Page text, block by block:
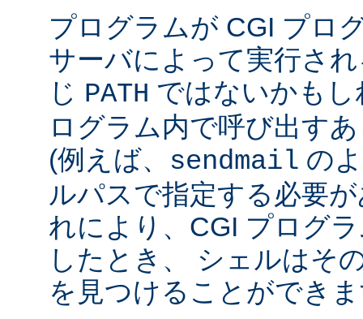
プログラムが CGI プロ
サーバによって実行さ
じ PATH ではないかも
ログラム内で呼び出す
(例えば、 sendmail の
ルパスで指定する必要
れにより、CGI プログ
したとき、 シェルはそ
を見つけることができ